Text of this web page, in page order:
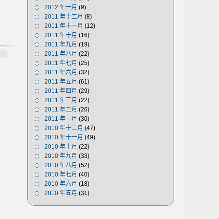
2012 年一月 (9)
2011 年十二月 (8)
2011 年十一月 (12)
2011 年十月 (16)
2011 年九月 (19)
2011 年八月 (22)
2011 年七月 (25)
2011 年六月 (32)
2011 年五月 (61)
2011 年四月 (29)
2011 年三月 (22)
2011 年二月 (26)
2011 年一月 (30)
2010 年十二月 (47)
2010 年十一月 (49)
2010 年十月 (22)
2010 年九月 (33)
2010 年八月 (52)
2010 年七月 (40)
2010 年六月 (18)
2010 年五月 (31)